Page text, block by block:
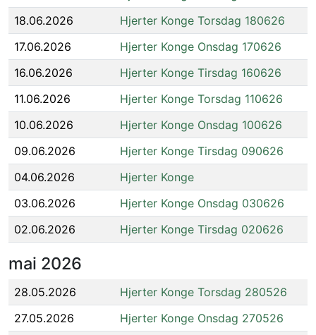
18.06.2026
Hjerter Konge Torsdag 180626
17.06.2026
Hjerter Konge Onsdag 170626
16.06.2026
Hjerter Konge Tirsdag 160626
11.06.2026
Hjerter Konge Torsdag 110626
10.06.2026
Hjerter Konge Onsdag 100626
09.06.2026
Hjerter Konge Tirsdag 090626
04.06.2026
Hjerter Konge
03.06.2026
Hjerter Konge Onsdag 030626
02.06.2026
Hjerter Konge Tirsdag 020626
mai 2026
28.05.2026
Hjerter Konge Torsdag 280526
27.05.2026
Hjerter Konge Onsdag 270526